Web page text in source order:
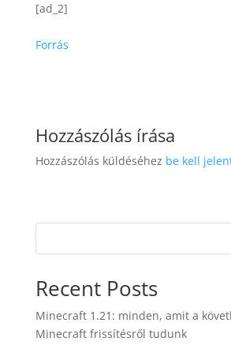
[ad_2]
Forrás
Hozzászólás írása
Hozzászólás küldéséhez be kell
Recent Posts
Minecraft 1.21: minden, amit a
Minecraft frissítésről tudunk